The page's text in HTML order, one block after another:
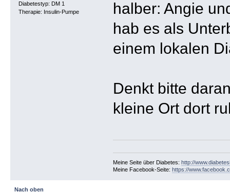
Diabetestyp: DM 1
Therapie: Insulin-Pumpe
halber: Angie
hab es als
einem lokalen
Denkt bitte
kleine Ort dort
Meine Seite über Diabetes: http://
Meine Facebook-Seite: https://
Nach oben